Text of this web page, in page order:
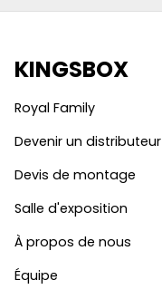
KINGSBOX
Royal Family
Devenir un distributeur
Devis de montage
Salle d'exposition
À propos de nous
Équipe